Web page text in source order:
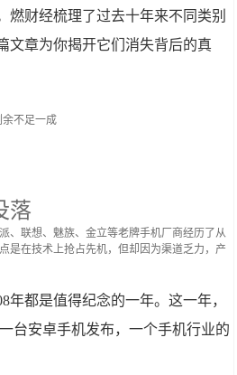
燃财经梳理了过去十年来不同类别
文章为你揭开它们消失背后的真
落
、联想、魅族、金立等老牌手机厂商经历了从
是在技术上抢占先机，但却因为渠道乏力，产
年都是值得纪念的一年。这一年，
台安卓手机发布，一个手机行业的